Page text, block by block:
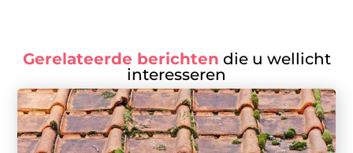
Gerelateerde berichten die u wellicht
interesseren